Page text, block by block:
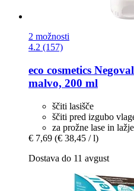
2 možnosti
4.2 (157)
eco cosmetics
malvo, 200 ml
ščiti lasišče
ščiti pred izgubo
za prožne lase in
€ 7,69 (€ 38,45 / l)
Dostava do 11 avgust